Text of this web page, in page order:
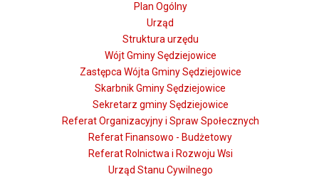
Plan Ogólny
Urząd
Struktura urzędu
Wójt Gminy Sędziejowice
Zastępca Wójta Gminy Sędziejowice
Skarbnik Gminy Sędziejowice
Sekretarz gminy Sędziejowice
Referat Organizacyjny i Spraw Społecznych
Referat Finansowo - Budżetowy
Referat Rolnictwa i Rozwoju Wsi
Urząd Stanu Cywilnego